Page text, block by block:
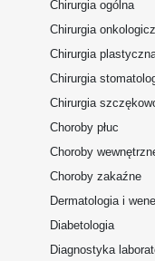
Chirurgia ogólna
Chirurgia
Chirurgia
Chirurgia
Chirurgia
Choroby płuc
Choroby
Choroby zakaźne
Dermatologia i
Diabetologia
Diagnostyka